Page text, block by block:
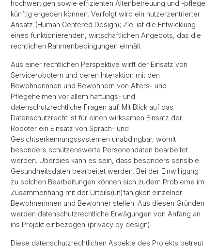
hochwertigen sowie effizienten Altenbetreuung und -pflege
künftig ergeben können. Verfolgt wird ein nutzerzentrierter
Ansatz (Human Centered Design); Ziel ist die Entwicklung
eines funktionierenden, wirtschaftlichen Angebots, das die
rechtlichen Rahmenbedingungen einhält.
Aus einer rechtlichen Perspektive wirft der Einsatz von
Servicerobotern und deren Interaktion mit den
Bewohnerinnen und Bewohnern von Alters- und
Pflegeheimen vor allem haftungs- und
datenschutzrechtliche Fragen auf. Mit Blick auf das
Datenschutzrecht ist für einen wirksamen Einsatz der
Roboter ein Einsatz von Sprach- und
Gesichtserkennungssystemen unabdingbar, womit
besonders schützenswerte Personendaten bearbeitet
werden. Überdies kann es sein, dass besonders sensible
Gesundheitsdaten bearbeitet werden. Bei der Einwilligung
zu solchen Bearbeitungen können sich zudem Probleme im
Zusammenhang mit der Urteils(un)fähigkeit einzelner
Bewohnerinnen und Bewohner stellen. Aus diesen Gründen
werden datenschutzrechtliche Erwägungen von Anfang an
ins Projekt einbezogen (privacy by design).
Diese datenschutzrechtlichen Aspekte des Projekts betreut